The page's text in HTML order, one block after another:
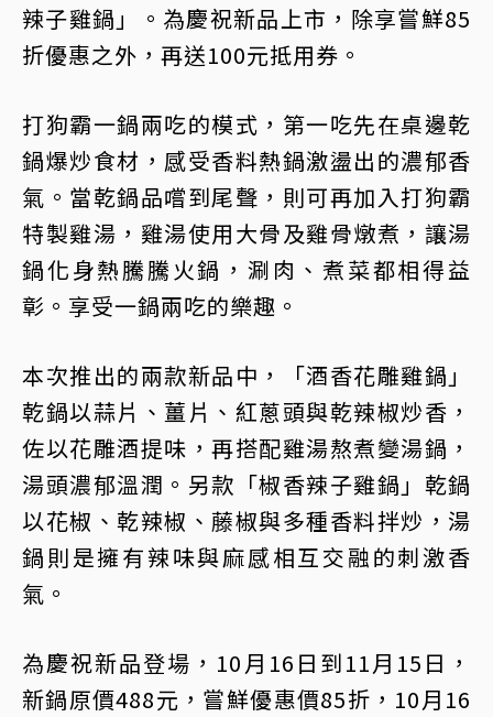
辣子雞鍋」。為慶祝新品上市，除享嘗鮮85
折優惠之外，再送100元抵用券。
打狗霸一鍋兩吃的模式，第一吃先在桌邊乾
鍋爆炒食材，感受香料熱鍋激盪出的濃郁香
氣。當乾鍋品嚐到尾聲，則可再加入打狗霸
特製雞湯，雞湯使用大骨及雞骨燉煮，讓湯
鍋化身熱騰騰火鍋，涮肉、煮菜都相得益
彰。享受一鍋兩吃的樂趣。
本次推出的兩款新品中，「酒香花雕雞鍋」
乾鍋以蒜片、薑片、紅蔥頭與乾辣椒炒香，
佐以花雕酒提味，再搭配雞湯熬煮變湯鍋，
湯頭濃郁溫潤。另款「椒香辣子雞鍋」乾鍋
以花椒、乾辣椒、藤椒與多種香料拌炒，湯
鍋則是擁有辣味與麻感相互交融的刺激香
氣。
為慶祝新品登場，10月16日到11月15日，
新鍋原價488元，嘗鮮優惠價85折，10月16